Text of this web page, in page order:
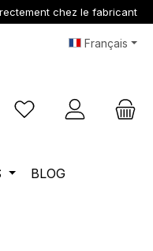
chez le fabricant
Français
Vous avez 0 articles
BLOG